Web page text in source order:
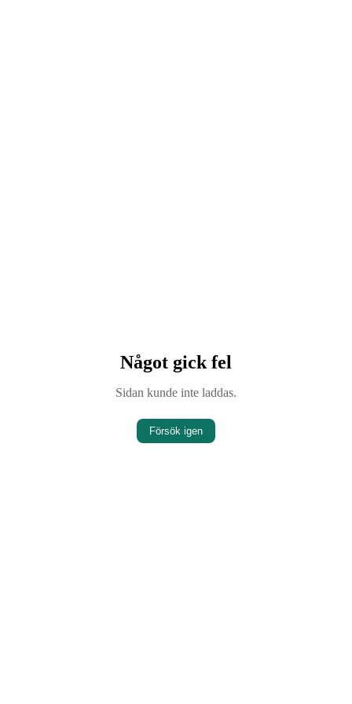
Något gick fel
Sidan kunde inte laddas.
Försök igen